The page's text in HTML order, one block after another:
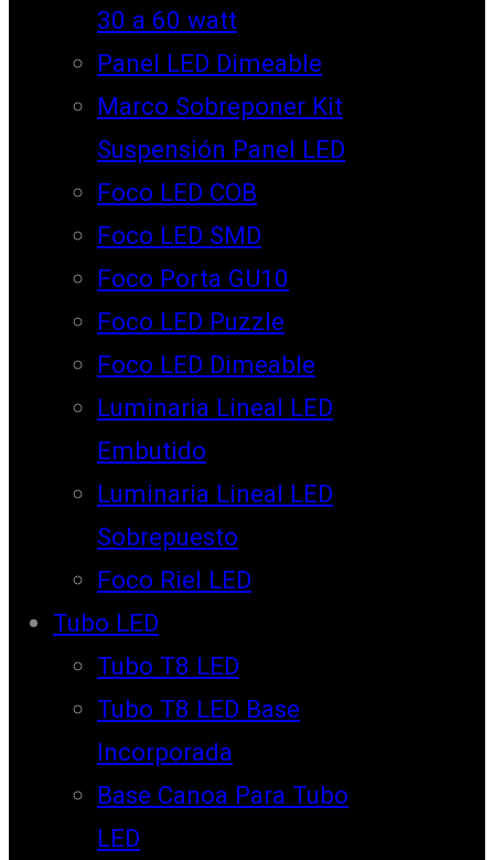
30 a 60 watt
Panel LED Dimeable
Marco Sobreponer Kit
Suspensión Panel LED
Foco LED COB
Foco LED SMD
Foco Porta GU10
Foco LED Puzzle
Foco LED Dimeable
Luminaria Lineal LED
Embutido
Luminaria Lineal LED
Sobrepuesto
Foco Riel LED
Tubo LED
Tubo T8 LED
Tubo T8 LED Base
Incorporada
Base Canoa Para Tubo
LED